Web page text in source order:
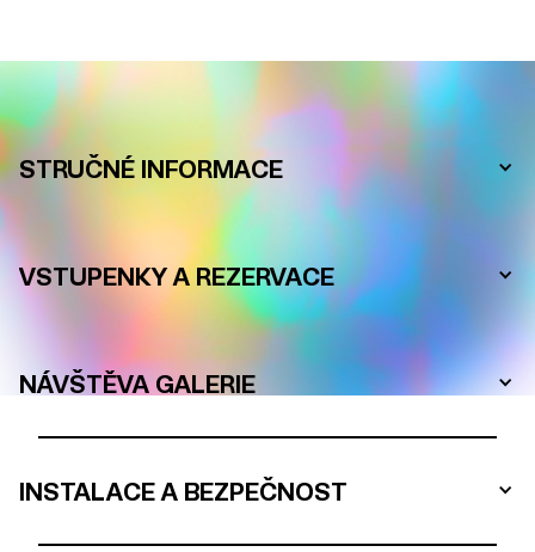
ČASTO KLADENÉ DOTAZY
STRUČNÉ INFORMACE
VSTUPENKY A REZERVACE
NÁVŠTĚVA GALERIE
INSTALACE A BEZPEČNOST